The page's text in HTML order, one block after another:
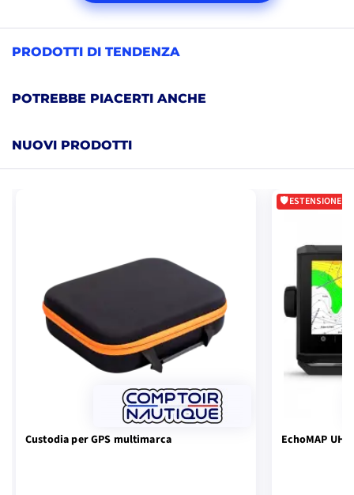
PRODOTTI DI TENDENZA
POTREBBE PIACERTI ANCHE
NUOVI PRODOTTI
Custodia per GPS multimarca
ESTENSIONE DI
EchoMAP